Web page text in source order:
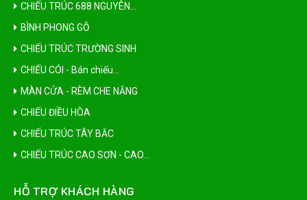
CHIẾU TRÚC 688 NGUYÊN...
BÌNH PHONG GỖ
CHIẾU TRÚC TRƯỜNG SINH
CHIẾU CÓI - Bán chiếu...
MÀN CỬA - RÈM CHE NẮNG
CHIẾU ĐIỀU HÒA
CHIẾU TRÚC TÂY BẮC
CHIẾU TRÚC CAO SƠN - CAO...
HỖ TRỢ KHÁCH HÀNG